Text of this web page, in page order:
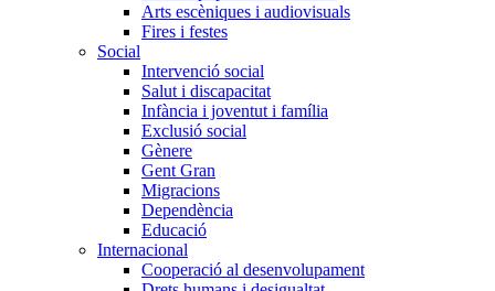
Arts escèniques i audiovisuals
Fires i festes
Social
Intervenció social
Salut i discapacitat
Infància i joventut i família
Exclusió social
Gènere
Gent Gran
Migracions
Dependència
Educació
Internacional
Cooperació al desenvolupament